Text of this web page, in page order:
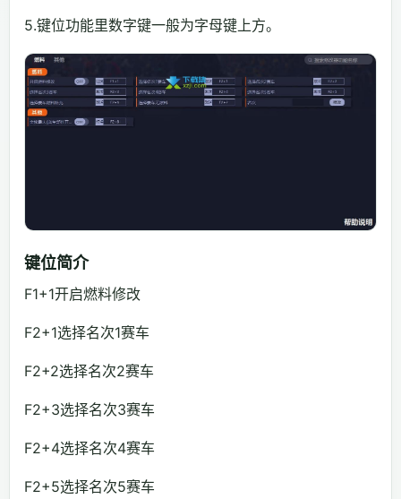
5.键位功能里数字键一般为字母键上方。
键位简介
F1+1开启燃料修改
F2+1选择名次1赛车
F2+2选择名次2赛车
F2+3选择名次3赛车
F2+4选择名次4赛车
F2+5选择名次5赛车